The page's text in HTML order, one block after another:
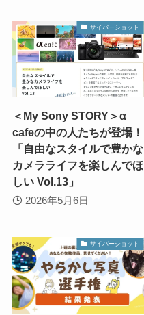
サイバーショット
＜My Sony STORY＞α
cafeの中の人たちが登場！
「自由なスタイルで豊かな
カメラライフを楽しんでほ
しい Vol.13」
2026年5月6日
サイバーショット